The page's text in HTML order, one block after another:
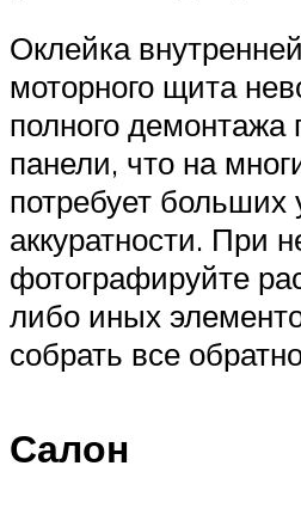
Оклейка
моторного щита
полного демонтажа
панели, что на
потребует больших
аккуратности. При
фотографируйте
либо иных
собрать все
Салон